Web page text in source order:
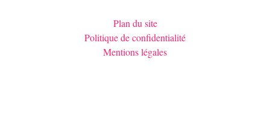
Plan du site
Politique de confidentialité
Mentions légales